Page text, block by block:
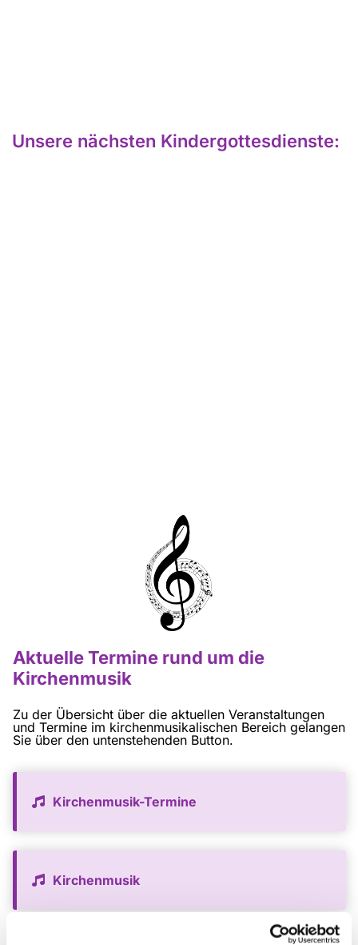
Unsere nächsten Kindergottesdienste:
Aktuelle Termine rund um die
Kirchenmusik
Zu der Übersicht über die aktuellen Veranstaltungen
und Termine im kirchenmusikalischen Bereich gelangen
Sie über den untenstehenden Button.
Kirchenmusik-Termine
Kirchenmusik